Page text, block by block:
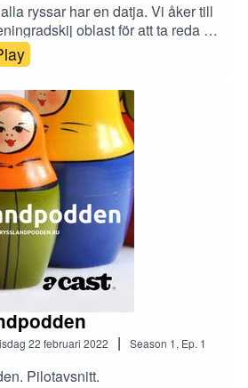
ryssar har en datja. Vi åker till
oblast för att ta reda på
datjan ligger ryssarna så varm
35 berättar om varför datjan
varit en stor del av hennes liv
svårt att övertyga hennes man
bygga ett växthus.
22 februari 2022 | Season 1, Ep. 1
Pilotavsnitt.